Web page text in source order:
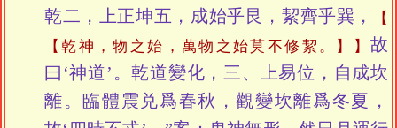
乾二，上正坤五，成始乎艮，絜齊乎巽，
【乾神，物之始，萬物之始莫不修絜。】
故
曰‘神道’。乾道變化，三、上易位，自成坎
離。臨體震兑爲春秋，觀變坎離爲冬夏，